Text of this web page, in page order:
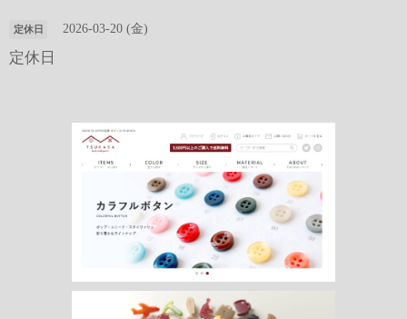
定休日 2026-03-20 (金)
定休日